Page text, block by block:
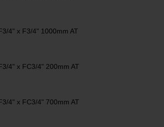
4" x F3/4" 1000mm AT
4" x FC3/4" 200mm AT
4" x FC3/4" 700mm AT